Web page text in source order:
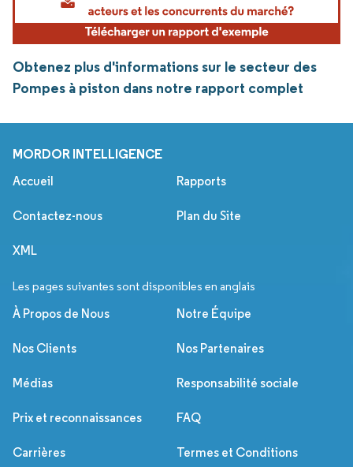
Obtenez plus d'informations sur le secteur des
Pompes à piston dans notre rapport complet
MORDOR INTELLIGENCE
Accueil Rapports
Contactez-nous Plan du Site
XML
Les pages suivantes sont disponibles en anglais
À Propos de Nous Notre Équipe
Nos Clients Nos Partenaires
Médias Responsabilité sociale
Prix et reconnaissances FAQ
Carrières Termes et Conditions